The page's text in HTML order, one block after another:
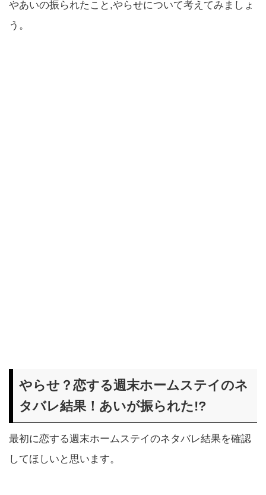
やあいの振られたこと,やらせについて考えてみましょ
う。
やらせ？恋する週末ホームステイのネ
タバレ結果！あいが振られた!?
最初に恋する週末ホームステイのネタバレ結果を確認
してほしいと思います。